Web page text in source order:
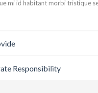
mi id habitant morbi tristique
Responsibility